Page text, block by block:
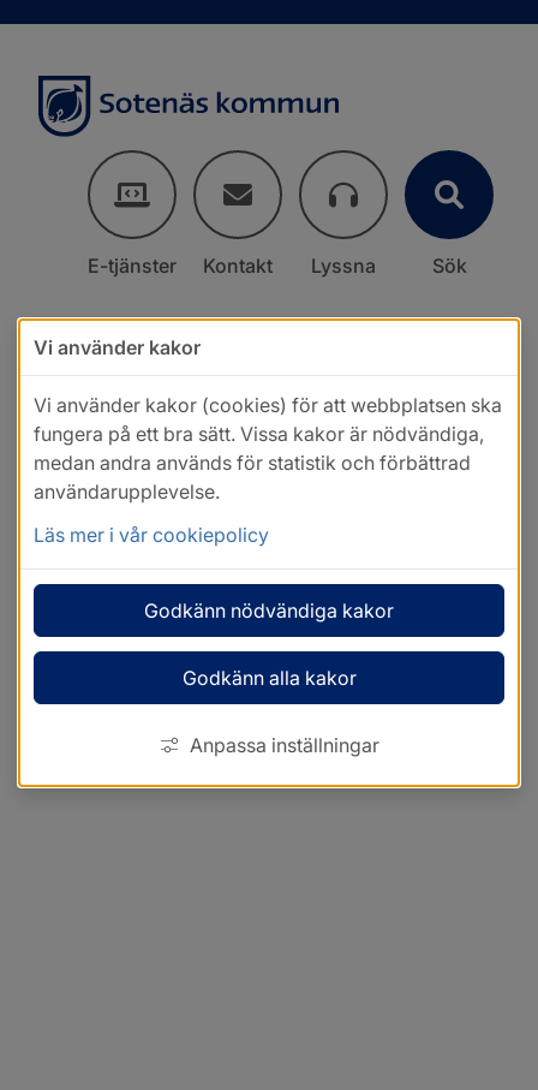
E-tjänster Kontakt Lyssna Sök
Vi använder kakor
Vi använder kakor (cookies) för att webbplatsen ska
fungera på ett bra sätt. Vissa kakor är nödvändiga,
medan andra används för statistik och förbättrad
användarupplevelse.
Läs mer i vår cookiepolicy
Godkänn nödvändiga kakor
Godkänn alla kakor
Anpassa inställningar